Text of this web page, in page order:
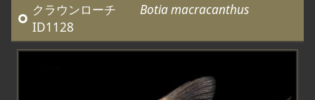
クラウンローチ Botia macracanthus
ID1128